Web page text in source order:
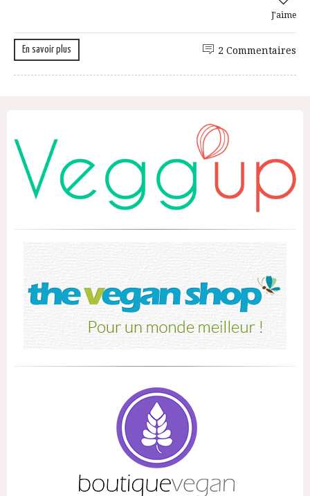
J'aime
En savoir plus 2 Commentaires